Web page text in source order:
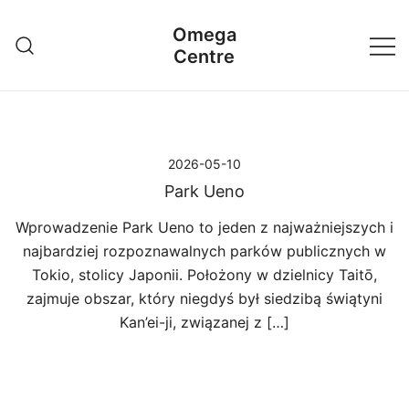
treści
Omega
Centre
2026-05-10
Park Ueno
Wprowadzenie Park Ueno to jeden z najważniejszych i
najbardziej rozpoznawalnych parków publicznych w
Tokio, stolicy Japonii. Położony w dzielnicy Taitō,
zajmuje obszar, który niegdyś był siedzibą świątyni
Kan’ei-ji, związanej z […]